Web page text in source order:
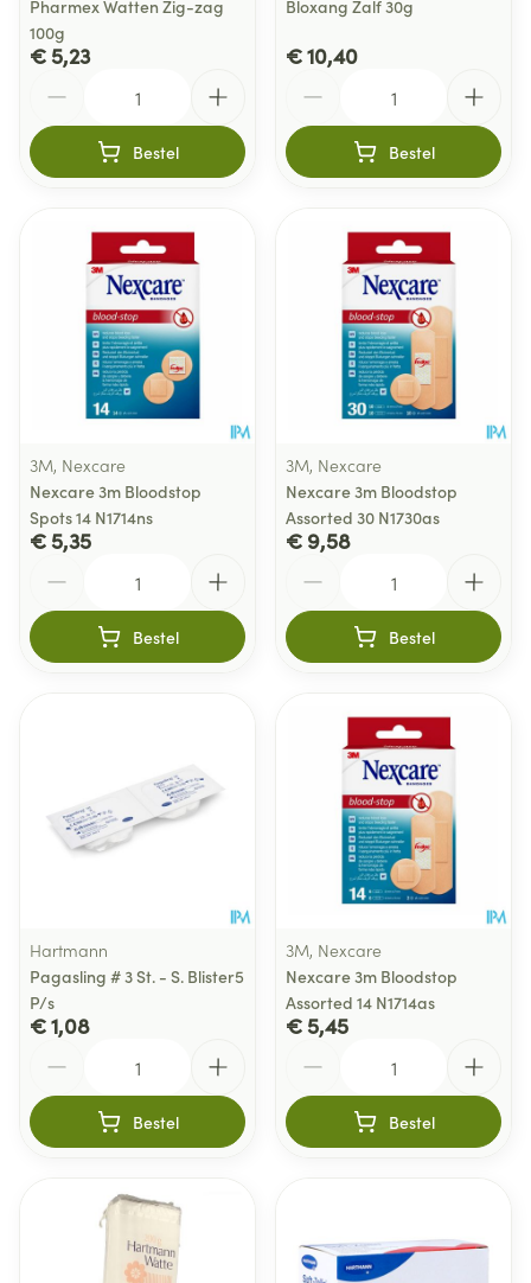
Pharmex Watten Zig-zag
100g
€ 5,23
Bestel
Bloxang Zalf 30g
€ 10,40
Bestel
3M, Nexcare
Nexcare 3m Bloodstop
Spots 14 N1714ns
€ 5,35
Bestel
3M, Nexcare
Nexcare 3m Bloodstop
Assorted 30 N1730as
€ 9,58
Bestel
Hartmann
Pagasling # 3 St. - S. Blister5
P/s
€ 1,08
Bestel
3M, Nexcare
Nexcare 3m Bloodstop
Assorted 14 N1714as
€ 5,45
Bestel